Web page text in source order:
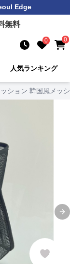
Edge
無料
0 0
人気ランキング
ション 韓国風メッ